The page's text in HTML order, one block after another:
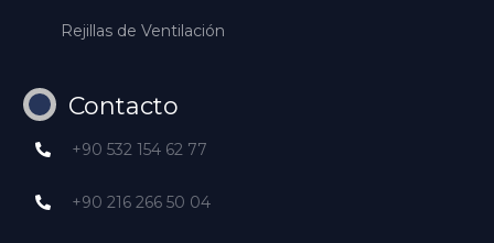
Rejillas de Ventilación
Contacto
+90 532 154 62 77
+90 216 266 50 04